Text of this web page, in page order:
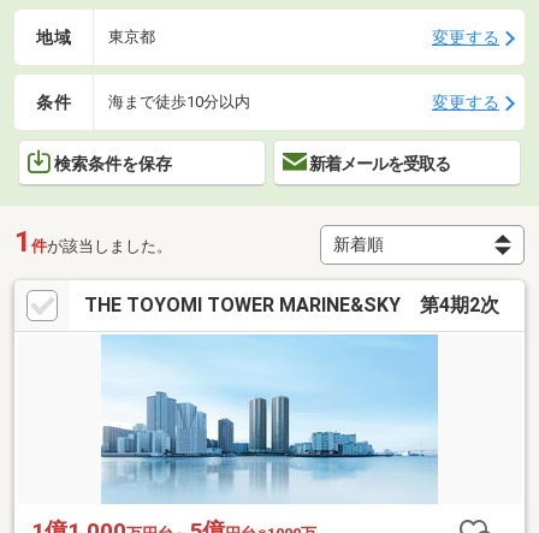
地域 東京都 変更する
条件 海まで徒歩10分以内 変更する
検索条件を保存 新着メールを受取る
1 件が該当しました。
THE TOYOMI TOWER MARINE&SKY 第4期2次